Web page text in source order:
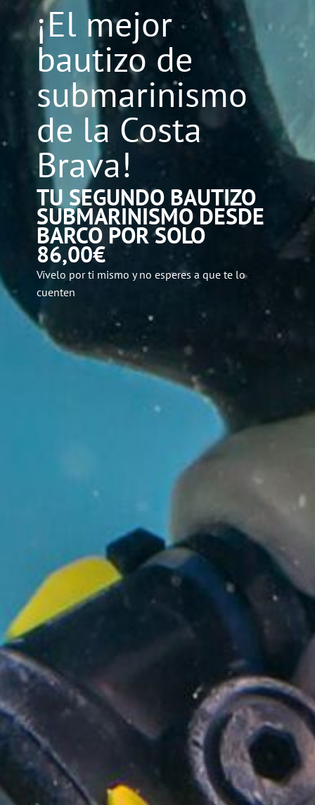
¡El mejor
bautizo de
submarinismo
de la Costa
Brava!
TU SEGUNDO BAUTIZO
SUBMARINISMO DESDE
BARCO POR SOLO
86,00€
Vívelo por ti mismo y no esperes a que te lo
cuenten